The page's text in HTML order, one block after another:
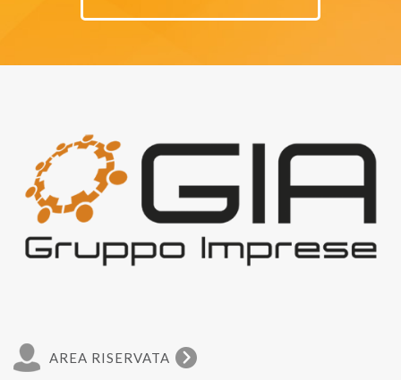
AREA RISERVATA